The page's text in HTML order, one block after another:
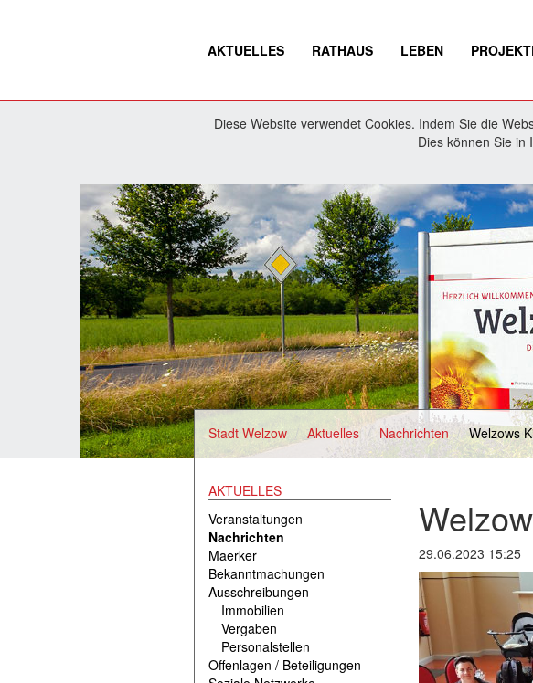
AKTUELLES RATHAUS LEBEN
Diese Website verwendet Cookies. Indem Sie die
Dies können Sie in
Stadt Welzow Aktuelles Nachrichten Welzows
AKTUELLES
Veranstaltungen
Nachrichten
Maerker
Bekanntmachungen
Ausschreibungen
Immobilien
Vergaben
Personalstellen
Offenlagen / Beteiligungen
29.06.2023 15:25